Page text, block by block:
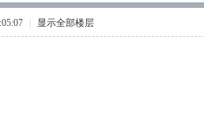
显示全部楼层